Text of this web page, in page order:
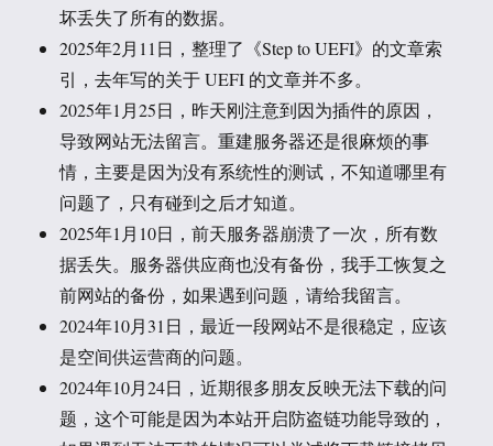
坏丢失了所有的数据。
2025年2月11日，整理了《Step to UEFI》的文章索
引，去年写的关于 UEFI 的文章并不多。
2025年1月25日，昨天刚注意到因为插件的原因，
导致网站无法留言。重建服务器还是很麻烦的事
情，主要是因为没有系统性的测试，不知道哪里有
问题了，只有碰到之后才知道。
2025年1月10日，前天服务器崩溃了一次，所有数
据丢失。服务器供应商也没有备份，我手工恢复之
前网站的备份，如果遇到问题，请给我留言。
2024年10月31日，最近一段网站不是很稳定，应该
是空间供运营商的问题。
2024年10月24日，近期很多朋友反映无法下载的问
题，这个可能是因为本站开启防盗链功能导致的，